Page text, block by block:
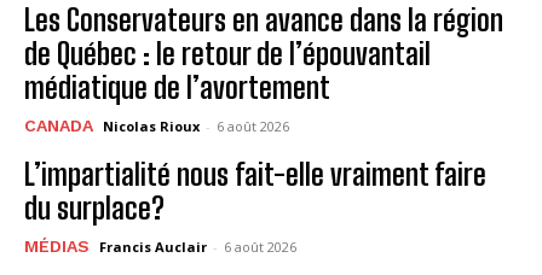
Les Conservateurs en avance dans la région
de Québec : le retour de l’épouvantail
médiatique de l’avortement
CANADA Nicolas Rioux - 6 août 2026
L’impartialité nous fait-elle vraiment faire
du surplace?
MÉDIAS Francis Auclair - 6 août 2026